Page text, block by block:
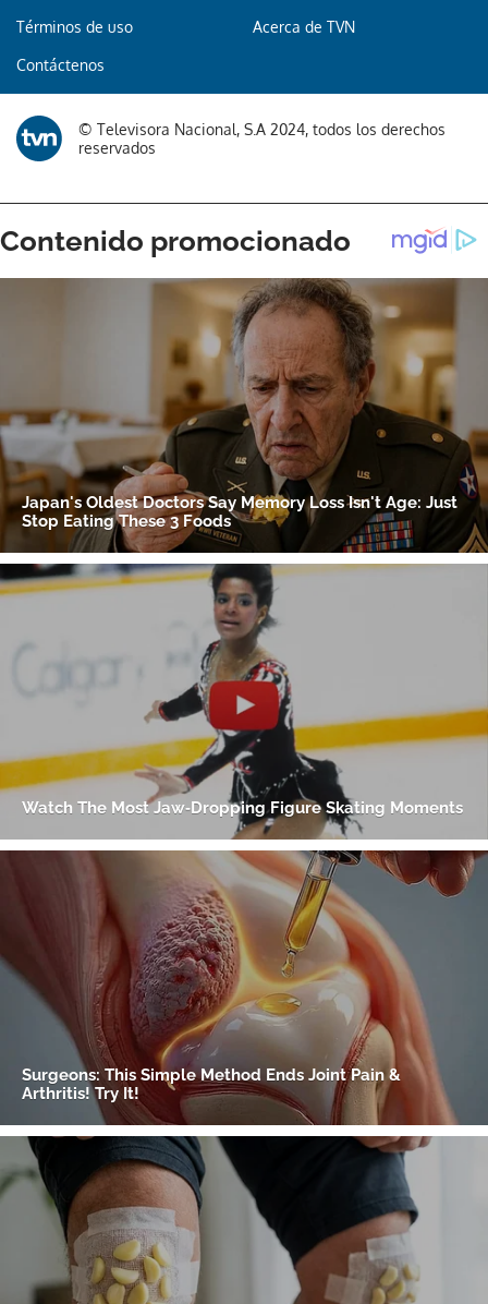
Términos de uso Acerca de TVN
Contáctenos
© Televisora Nacional, S.A 2024, todos los derechos
reservados